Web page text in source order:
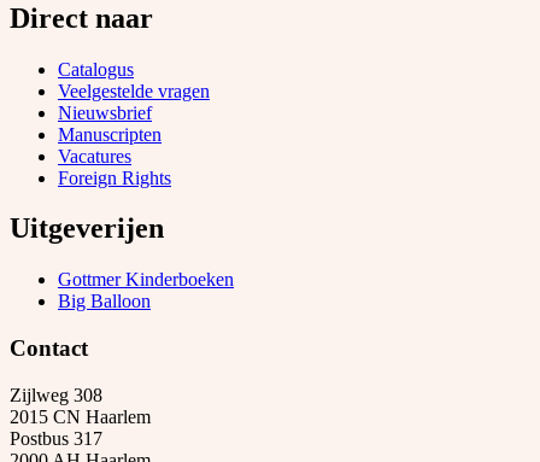
Direct naar
Catalogus
Veelgestelde vragen
Nieuwsbrief
Manuscripten
Vacatures
Foreign Rights
Uitgeverijen
Gottmer Kinderboeken
Big Balloon
Contact
Zijlweg 308
2015 CN Haarlem
Postbus 317